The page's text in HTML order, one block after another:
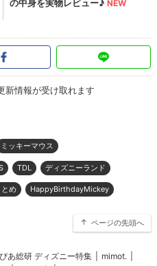
新情報が受け取れます
ミッキーマウス
TDL ディズニーランド
め HappyBirthdayMickey
ページの先頭へ
あ総研 ディズニー特集 mimot.